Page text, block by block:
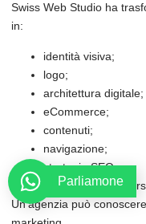
Swiss Web Studio ha
in:
identità visiva;
logo;
architettura digitale;
eCommerce;
contenuti;
navigazione;
strategia SEO;
strumenti di
Un’agenzia può
Parliamone